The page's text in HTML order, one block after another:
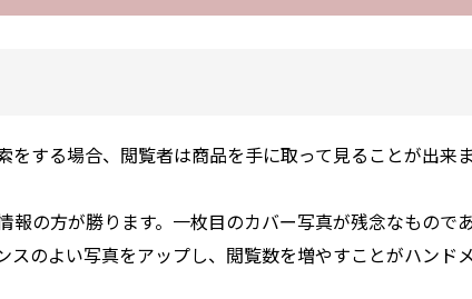
する場合、閲覧者は商品を手に取って見ることが出来
の方が勝ります。一枚目のカバー写真が残念なもので
のよい写真をアップし、閲覧数を増やすことがハンド